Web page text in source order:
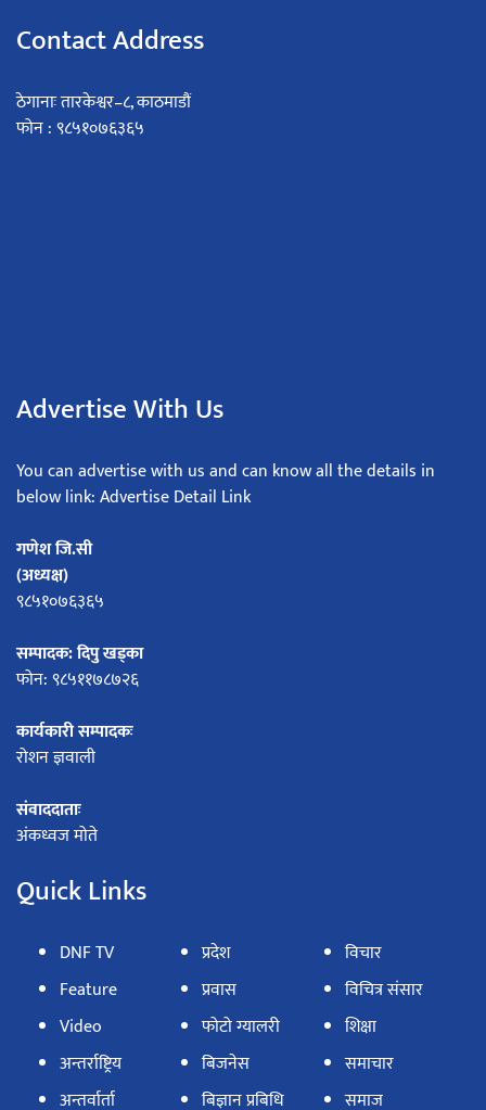
Contact Address
ठेगानाः तारकेश्वर–८, काठमाडौं
फोन : ९८५१०७६३६५
Advertise With Us
You can advertise with us and can know all the details in
below link: Advertise Detail Link
गणेश जि.सी
(अध्यक्ष)
९८५१०७६३६५
सम्पादक: दिपु खड्का
फोन: ९८५११७८७२६
कार्यकारी सम्पादकः
रोशन ज्ञवाली
संवाददाताः
अंकध्वज मोते
Quick Links
DNF TV
Feature
Video
अन्तर्राष्ट्रिय
अन्तर्वार्ता
प्रदेश
प्रवास
फोटो ग्यालरी
बिजनेस
बिज्ञान प्रबिधि
विचार
विचित्र संसार
शिक्षा
समाचार
समाज